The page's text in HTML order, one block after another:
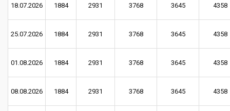
18.07.2026 1884 2931 3768 3645 4358
25.07.2026 1884 2931 3768 3645 4358
01.08.2026 1884 2931 3768 3645 4358
08.08.2026 1884 2931 3768 3645 4358